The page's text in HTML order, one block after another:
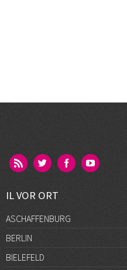
IL VOR ORT
ASCHAFFENBURG
BERLIN
BIELEFELD